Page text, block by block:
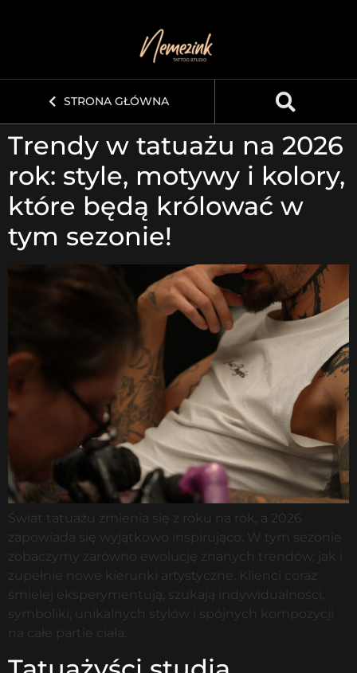
STRONA GŁÓWNA
Trendy w tatuażu na 2026
rok: style, motywy i kolory,
które będą królować w
tym sezonie!
Świat tatuażu zmienia się z roku na rok, a 2026
zapowiada się wyjątkowo inspirująco. W tym sezonie
zobaczymy zarówno ewolucję znanych trendów, jak i
zupełnie nowe kierunki artystyczne. Klienci coraz
śmielej eksperymentują, szukają indywidualności,
symboliki, unikalnych stylów i spójnych kompozycji
na całe partie ciała.